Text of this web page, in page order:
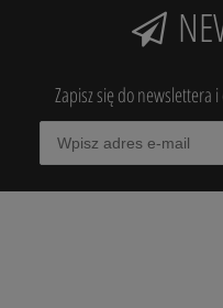
Zapisz się do newslettera